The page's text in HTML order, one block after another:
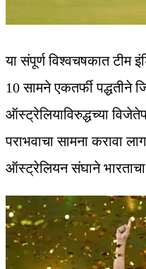
या संपूर्ण विश्वचषकात टीम
10 सामने एकतर्फी पद्धतीने
ऑस्ट्रेलियाविरुद्धच्या
पराभवाचा सामना करावा
ऑस्ट्रेलियन संघाने